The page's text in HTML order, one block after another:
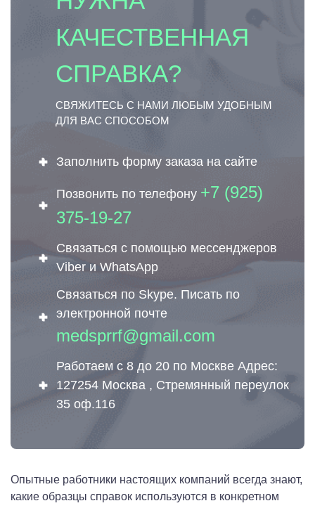
КАЧЕСТВЕННАЯ
СПРАВКА?
СВЯЖИТЕСЬ С НАМИ ЛЮБЫМ УДОБНЫМ
ДЛЯ ВАС СПОСОБОМ
Заполнить форму заказа на сайте
Позвонить по телефону +7 (925)
375-19-27
Связаться с помощью мессенджеров
Viber и WhatsApp
Связаться по Skype. Писать по
электронной почте
medsprrf@gmail.com
Работаем с 8 до 20 по Москве Адрес:
127254 Москва , Стремянный переулок
35 оф.116
Опытные работники настоящих компаний всегда знают,
какие образцы справок используются в конкретном